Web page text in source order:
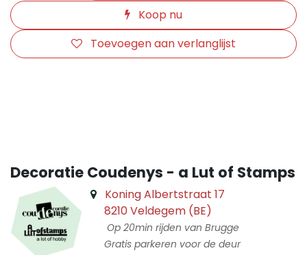
Koop nu
Toevoegen aan verlanglijst
Decoratie Coudenys - a Lut of Stamps
Koning Albertstraat 17
8210 Veldegem (BE)
Op 20min rijden van Brugge
Gratis parkeren voor de deur